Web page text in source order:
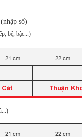
số)
bệ, bậc...)